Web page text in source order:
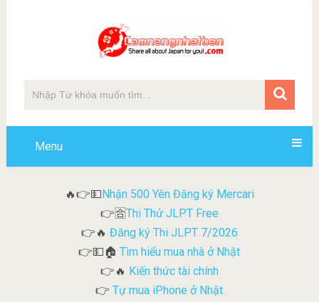
Menu
🔥👉💵Nhận 500 Yên Đăng ký Mercari
👉🈴Thi Thử JLPT Free
👉🔥 Đăng ký Thi JLPT 7/2026
👉💵🏠Tìm hiểu mua nhà ở Nhật
👉🔥 Kiến thức tài chính
👉 Tự mua iPhone ở Nhật